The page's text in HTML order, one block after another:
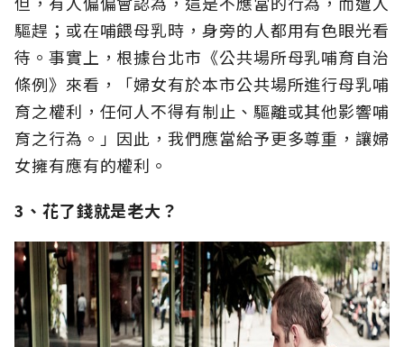
驅趕；或在哺餵母乳時，身旁的人都用有色眼光看
待。事實上，根據台北市《公共場所母乳哺育自治
條例》來看，「婦女有於本市公共場所進行母乳哺
育之權利，任何人不得有制止、驅離或其他影響哺
育之行為。」因此，我們應當給予更多尊重，讓婦
女擁有應有的權利。
3、花了錢就是老大？